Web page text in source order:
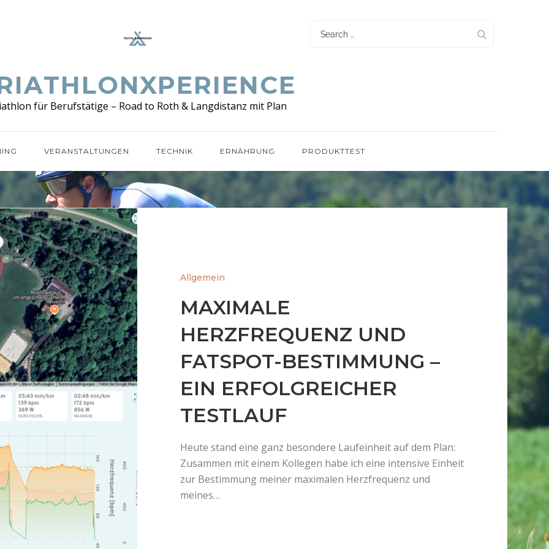
für Berufstätige – Road to Roth & Langdistanz mit Plan
VERANSTALTUNGEN TECHNIK ERNÄHRUNG PRODUKTTEST
Search
Allgemein
MAXIMALE
HERZFREQUENZ UND
FATSPOT-BESTIMMUNG –
EIN ERFOLGREICHER
TESTLAUF
Heute stand eine ganz besondere Laufeinheit auf dem Plan:
Zusammen mit einem Kollegen habe ich eine intensive Einheit
zur Bestimmung meiner maximalen Herzfrequenz und
meines…